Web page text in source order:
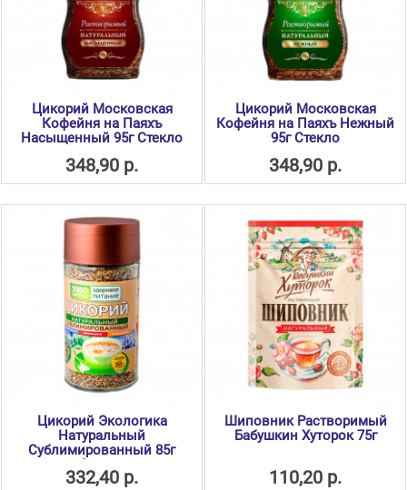
Цикорий Московская
Кофейня на Паяхъ
Насыщенный 95г Стекло
348,90 р.
Цикорий Московская
Кофейня на Паяхъ Нежный
95г Стекло
348,90 р.
Цикорий Экологика
Натуральный
Сублимированный 85г
Стекло
332,40 р.
Шиповник Растворимый
Бабушкин Хуторок 75г
110,20 р.